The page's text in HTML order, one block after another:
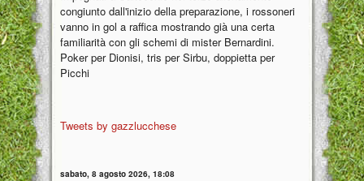
congiunto dall'inizio della preparazione, i rossoneri
vanno in gol a raffica mostrando già una certa
familiarità con gli schemi di mister Bernardini.
Poker per Dionisi, tris per Sirbu, doppietta per
Picchi
Tweets by gazzlucchese
sabato, 8 agosto 2026, 18:08